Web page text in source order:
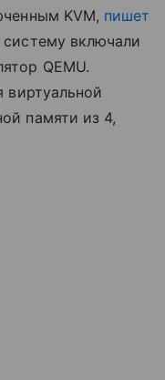
KVM, пишет
включали
QEMU.
виртуальной
памяти из 4,